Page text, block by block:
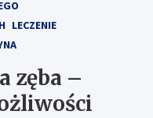
LECZENIE
zęba –